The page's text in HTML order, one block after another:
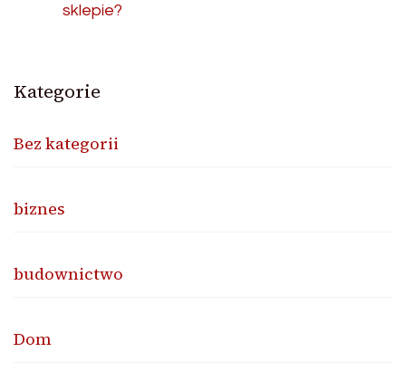
sklepie?
Kategorie
Bez kategorii
biznes
budownictwo
Dom